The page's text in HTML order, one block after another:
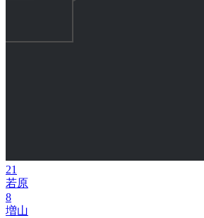
21
若原
8
増山